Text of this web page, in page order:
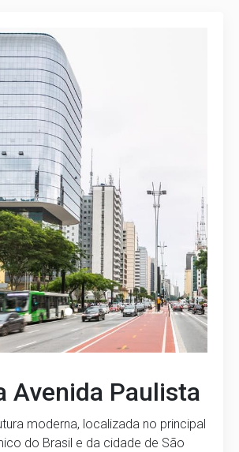
Avenida Paulista
moderna, localizada no principal
do Brasil e da cidade de São